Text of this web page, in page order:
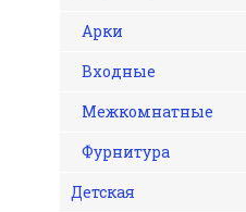
Арки
Входные
Межкомнатные
Фурнитура
Детская